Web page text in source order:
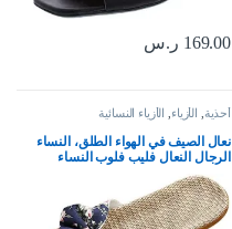
169.00 ر.س
أحذية الأزياء الأزياء النسائية
نعال الصيف في الهواء الطلق، النساء
الرجال النعال فليب فلوب النساء
النعال الزهور القوس الكتان فليب
فلوب الصنادل إسفين النعال النساء
أحذية